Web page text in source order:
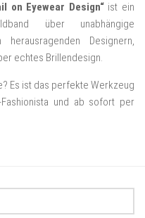
on Eyewear Design“ist ein
über unabhängige
Designern,
echtes Brillendesign.
Es ist das perfekte Werkzeug
und ab sofort per